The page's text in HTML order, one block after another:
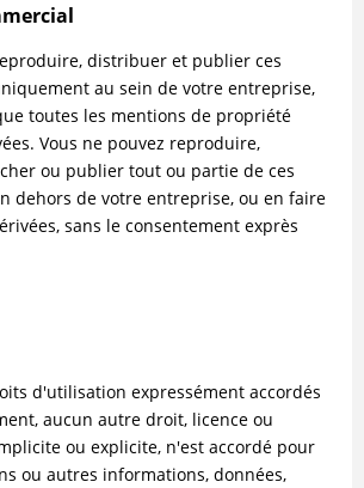
distribuer et publier ces
au sein de votre entreprise,
toutes les mentions de propriété
Vous ne pouvez reproduire,
ou publier tout ou partie de ces
dehors de votre entreprise, ou en faire
sans le consentement exprès
d'utilisation expressément accordés
aucun autre droit, licence ou
ou explicite, n'est accordé pour
ou autres informations, données,